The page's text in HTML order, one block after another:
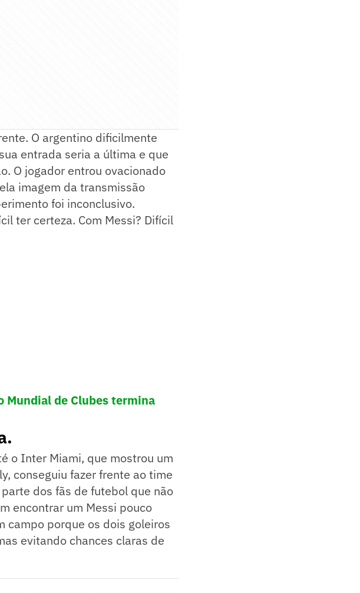
O argentino dificilmente
entrada seria a última e que
O jogador entrou ovacionado
imagem da transmissão
foi inconclusivo.
ter certeza. Com Messi? Difícil
Mundial de Clubes termina
o Inter Miami, que mostrou um
conseguiu fazer frente ao time
dos fãs de futebol que não
encontrar um Messi pouco
campo porque os dois goleiros
evitando chances claras de